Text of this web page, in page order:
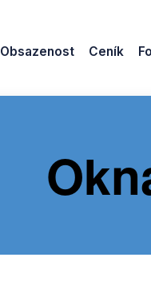
Obsazenost Ceník